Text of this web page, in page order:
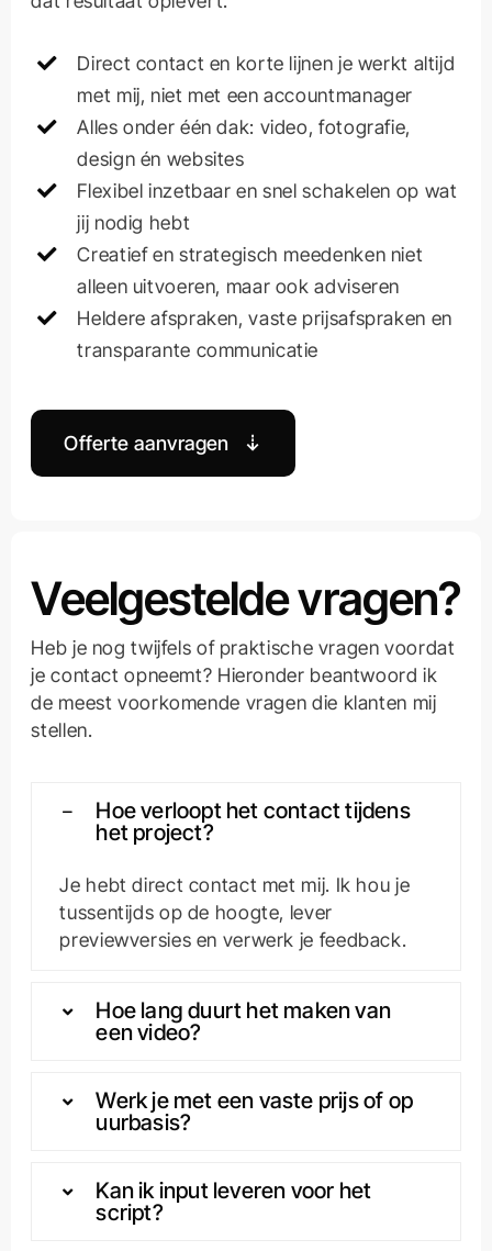
Direct contact en korte lijnen je werkt altijd
met mij, niet met een accountmanager
Alles onder één dak: video, fotografie,
design én websites
Flexibel inzetbaar en snel schakelen op wat
jij nodig hebt
Creatief en strategisch meedenken niet
alleen uitvoeren, maar ook adviseren
Heldere afspraken, vaste prijsafspraken en
transparante communicatie
Offerte aanvragen
Veelgestelde vragen?
Heb je nog twijfels of praktische vragen voordat
je contact opneemt? Hieronder beantwoord ik
de meest voorkomende vragen die klanten mij
stellen.
Hoe verloopt het contact tijdens
het project?
Je hebt direct contact met mij. Ik hou je
tussentijds op de hoogte, lever
previewversies en verwerk je feedback.
Hoe lang duurt het maken van
een video?
Werk je met een vaste prijs of op
uurbasis?
Kan ik input leveren voor het
script?